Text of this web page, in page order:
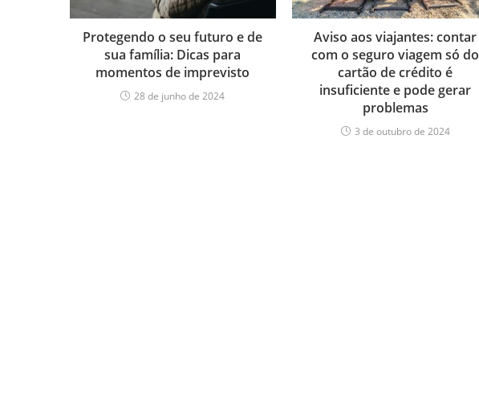
Protegendo o seu futuro e de
sua família: Dicas para
momentos de imprevisto
28 de junho de 2024
Aviso aos viajantes: contar
com o seguro viagem só do
cartão de crédito é
insuficiente e pode gerar
problemas
3 de outubro de 2024